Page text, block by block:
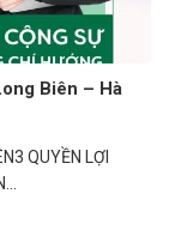
Biên – Hà
QUYỀN LỢI